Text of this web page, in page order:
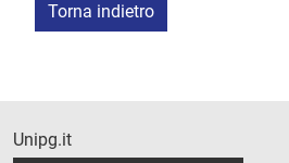
Torna indietro
Unipg.it